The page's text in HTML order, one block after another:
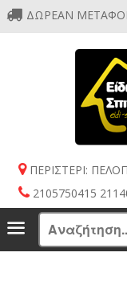
ΔΩΡΕΑΝ
ΠΕΡΙΣΤΕΡΙ:
2105750415
Menu